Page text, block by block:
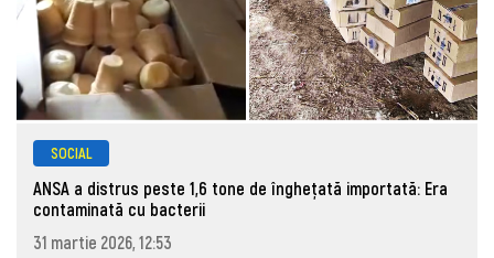
SOCIAL
ANSA a distrus peste 1,6 tone de înghețată importată: Era
contaminată cu bacterii
31 martie 2026, 12:53